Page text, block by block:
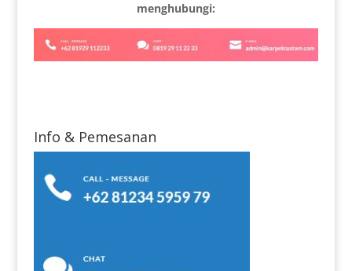
menghubungi:
Info & Pemesanan